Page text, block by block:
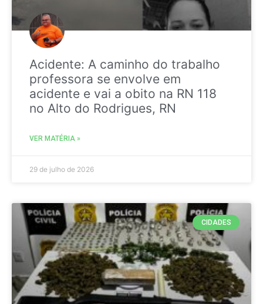
Acidente: A caminho do trabalho
professora se envolve em
acidente e vai a obito na RN 118
no Alto do Rodrigues, RN
VER MATÉRIA »
29 de julho de 2026
CIDADES